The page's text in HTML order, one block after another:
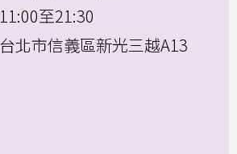
11:00至21:30
台北市信義區新光三越A13